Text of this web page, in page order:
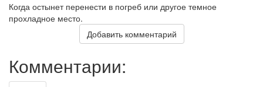
Когда остынет перенести в погреб или другое темное
прохладное место.
Добавить комментарий
Комментарии: